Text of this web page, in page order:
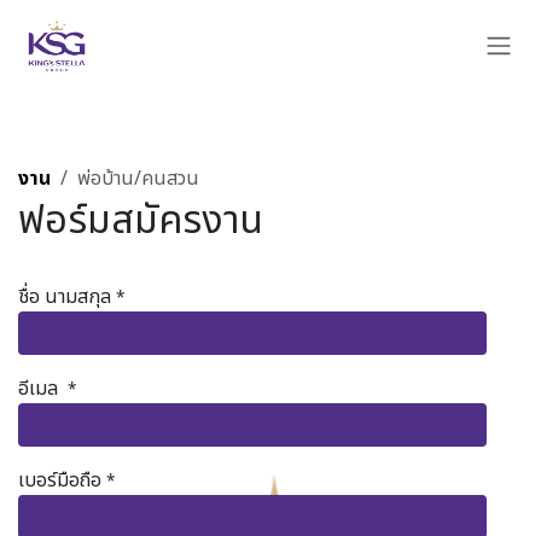
งาน พ่อบ้าน/คนสวน
ฟอร์มสมัครงาน
ชื่อ นามสกุล *
อีเมล *
เบอร์มือถือ *